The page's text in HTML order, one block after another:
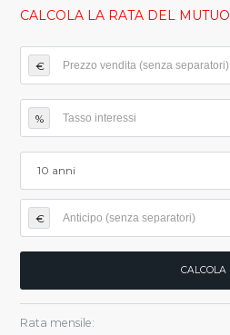
CALCOLA LA RATA DEL MUTUO
€
%
10 anni
€
Rata mensile: